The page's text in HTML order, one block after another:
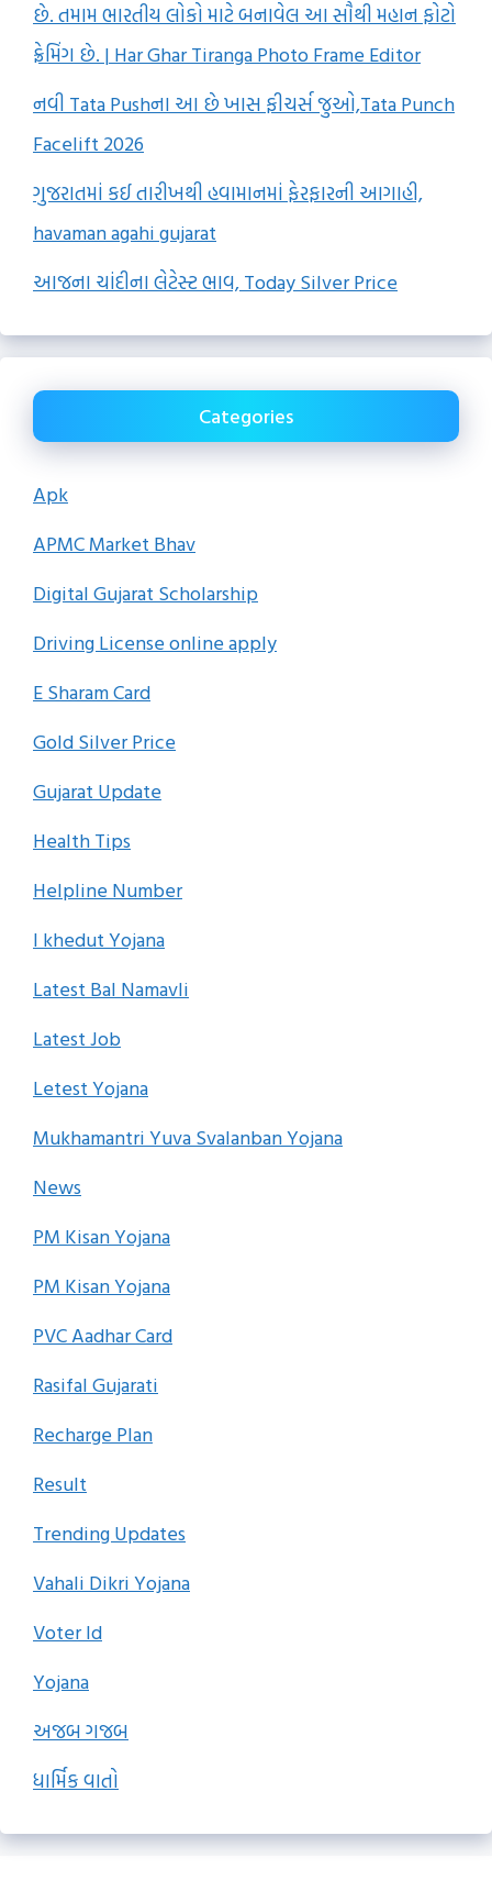
છે. તમામ ભારતીય લોકો માટે બનાવેલ આ સૌથી મહાન ફોટો
ફ્રેમિંગ છે. | Har Ghar Tiranga Photo Frame Editor
નવી Tata Pushના આ છે ખાસ ફીચર્સ જુઓ,Tata Punch
Facelift 2026
ગુજરાતમાં કઈ તારીખથી હવામાનમાં ફેરફારની આગાહી,
havaman agahi gujarat
આજના ચાંદીના લેટેસ્ટ ભાવ, Today Silver Price
Categories
Apk
APMC Market Bhav
Digital Gujarat Scholarship
Driving License online apply
E Sharam Card
Gold Silver Price
Gujarat Update
Health Tips
Helpline Number
I khedut Yojana
Latest Bal Namavli
Latest Job
Letest Yojana
Mukhamantri Yuva Svalanban Yojana
News
PM Kisan Yojana
PM Kisan Yojana
PVC Aadhar Card
Rasifal Gujarati
Recharge Plan
Result
Trending Updates
Vahali Dikri Yojana
Voter Id
Yojana
અજબ ગજબ
ધાર્મિક વાતો